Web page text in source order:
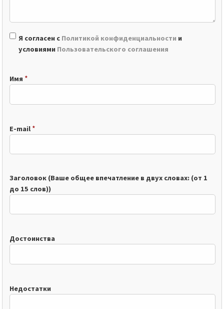
Я согласен с Политикой конфиденциальности и
условиями Пользовательского соглашения
Имя *
E-mail *
Заголовок (Ваше общее впечатление в двух словах: (от 1
до 15 слов))
Достоинства
Недостатки